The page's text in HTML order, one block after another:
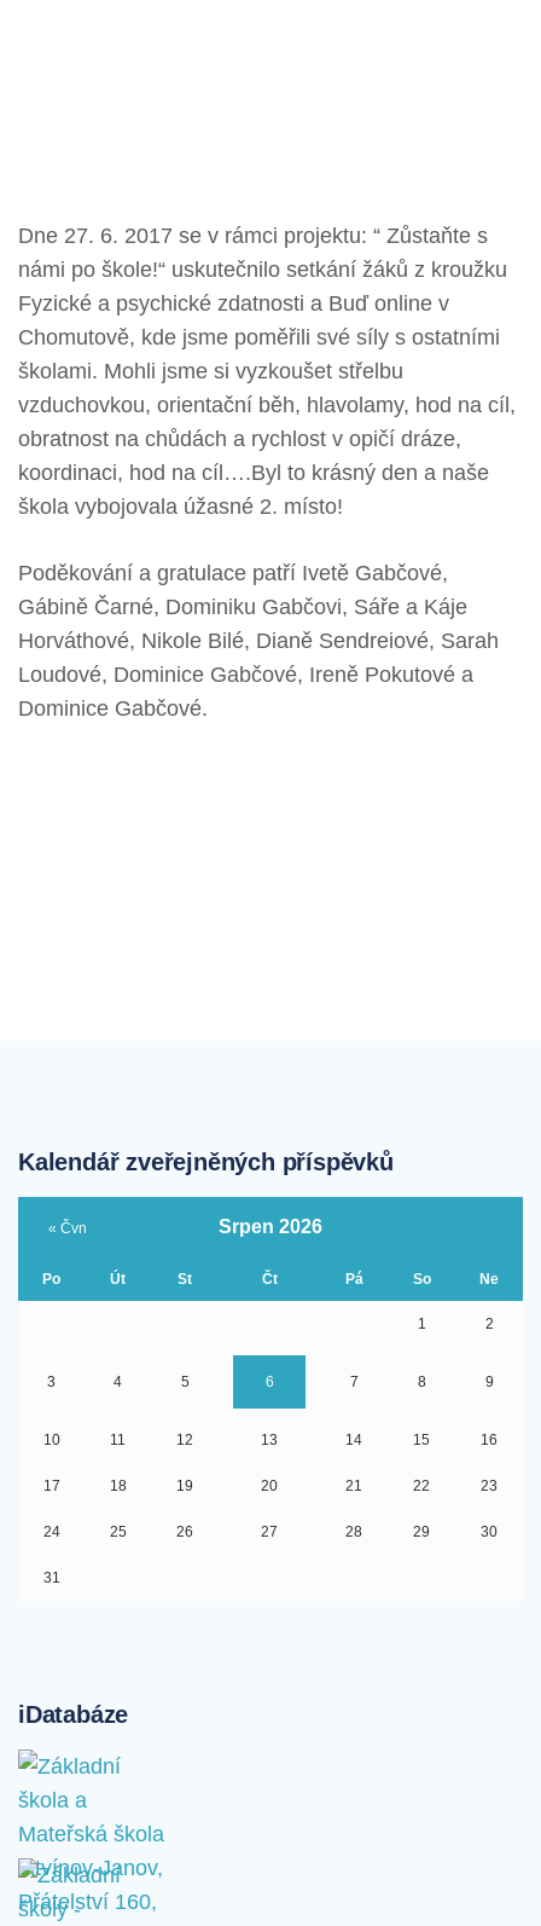
Dne 27. 6. 2017 se v rámci projektu: “ Zůstaňte s
námi po škole!“ uskutečnilo setkání žáků z kroužku
Fyzické a psychické zdatnosti a Buď online v
Chomutově, kde jsme poměřili své síly s ostatními
školami. Mohli jsme si vyzkoušet střelbu
vzduchovkou, orientační běh, hlavolamy, hod na cíl,
obratnost na chůdách a rychlost v opičí dráze,
koordinaci, hod na cíl….Byl to krásný den a naše
škola vybojovala úžasné 2. místo!
Poděkování a gratulace patří Ivetě Gabčové,
Gábině Čarné, Dominiku Gabčovi, Sáře a Káje
Horváthové, Nikole Bilé, Dianě Sendreiové, Sarah
Loudové, Dominice Gabčové, Ireně Pokutové a
Dominice Gabčové.
Kalendář zveřejněných příspěvků
Srpen 2026
Po Út St Čt Pá So Ne
1 2
3 4 5 6 7 8 9
10 11 12 13 14 15 16
17 18 19 20 21 22 23
24 25 26 27 28 29 30
31
« Čvn
iDatabáze